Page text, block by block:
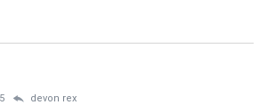
devon rex